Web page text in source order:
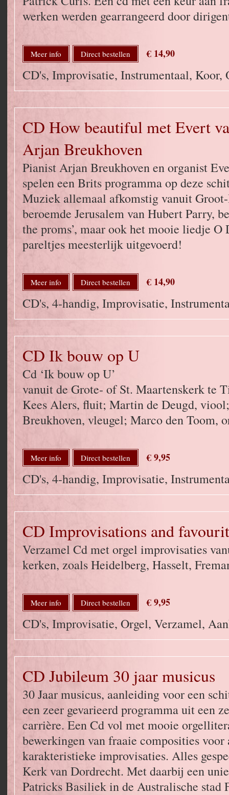
werken werden gearrangeerd door
Meer info Direct bestellen € 14,90
CD's, Improvisatie, Instrumentaal, Koor,
CD How beautiful met Evert
Arjan Breukhoven
Pianist Arjan Breukhoven en organist
spelen een Brits programma op deze
Muziek allemaal afkomstig vanuit
beroemde Jerusalem van Hubert Parry,
the proms’, maar ook het mooie liedje
pareltjes meesterlijk uitgevoerd!
Meer info Direct bestellen € 14,90
CD's, 4-handig, Improvisatie,
CD Ik bouw op U
Cd ‘Ik bouw op U’
vanuit de Grote- of St. Maartenskerk te
Kees Alers, fluit; Martin de Deugd,
Breukhoven, vleugel; Marco den Toom,
Meer info Direct bestellen € 9,95
CD's, 4-handig, Improvisatie,
CD Improvisations and
Verzamel Cd met orgel improvisaties
kerken, zoals Heidelberg, Hasselt,
Meer info Direct bestellen € 9,95
CD's, Improvisatie, Orgel, Verzamel,
CD Jubileum 30 jaar musicus
30 Jaar musicus, aanleiding voor een
een zeer gevarieerd programma uit een
carrière. Een Cd vol met mooie
bewerkingen van fraaie composities
karakteristieke improvisaties. Alles
Kerk van Dordrecht. Met daarbij een
Patricks Basiliek in de Australische stad